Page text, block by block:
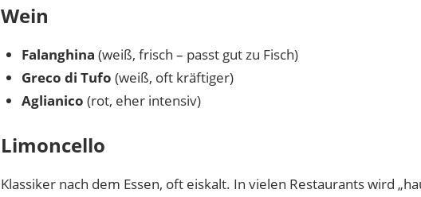
Wein
Falanghina (weiß, frisch – passt gut zu Fisch)
Greco di Tufo (weiß, oft kräftiger)
Aglianico (rot, eher intensiv)
Limoncello
Klassiker nach dem Essen, oft eiskalt. In vielen Restaurants wird